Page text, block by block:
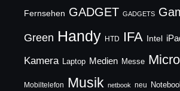
Fernsehen GADGET GADGETS
Green Handy HTD IFA Intel
Kamera Laptop Medien Messe
Mobiltelefon Musik netbook neu